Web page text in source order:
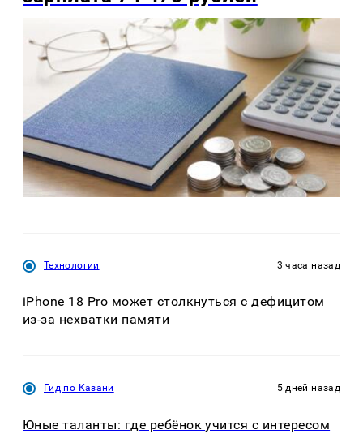
Технологии 3 часа назад
iPhone 18 Pro может столкнуться с дефицитом
из-за нехватки памяти
Гид по Казани 5 дней назад
Юные таланты: где ребёнок учится с интересом